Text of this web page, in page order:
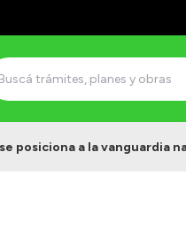
posiciona a la vanguardia